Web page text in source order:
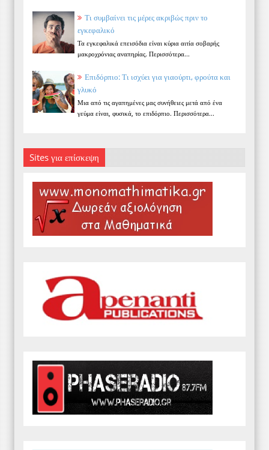
Τι συμβαίνει τις μέρες ακριβώς πριν το
εγκεφαλικό
Τα εγκεφαλικά επεισόδια είναι κύρια αιτία σοβαρής
μακροχρόνιας αναπηρίας. Περισσότερα...
Επιδόρπιο: Τι ισχύει για γιαούρτι, φρούτα και
γλυκό
Μια από τις αγαπημένες μας συνήθειες μετά από ένα
γεύμα είναι, φυσικά, το επιδόρπιο. Περισσότερα...
Sites για επίσκεψη